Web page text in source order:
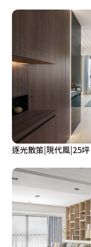
逐光散策|現代風|25坪